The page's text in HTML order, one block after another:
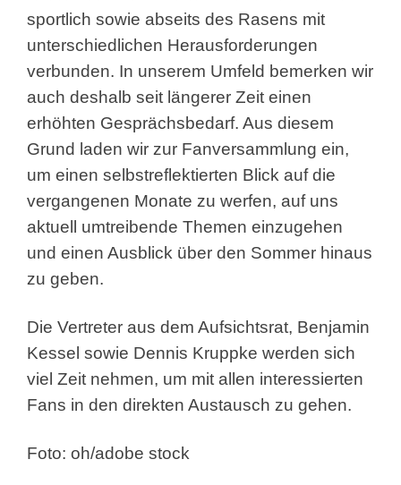
sportlich sowie abseits des Rasens mit
unterschiedlichen Herausforderungen
verbunden. In unserem Umfeld bemerken wir
auch deshalb seit längerer Zeit einen
erhöhten Gesprächsbedarf. Aus diesem
Grund laden wir zur Fanversammlung ein,
um einen selbstreflektierten Blick auf die
vergangenen Monate zu werfen, auf uns
aktuell umtreibende Themen einzugehen
und einen Ausblick über den Sommer hinaus
zu geben.
Die Vertreter aus dem Aufsichtsrat, Benjamin
Kessel sowie Dennis Kruppke werden sich
viel Zeit nehmen, um mit allen interessierten
Fans in den direkten Austausch zu gehen.
Foto: oh/adobe stock